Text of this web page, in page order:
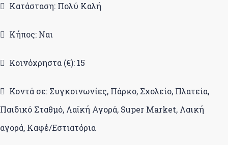
Κατάσταση: Πολύ Καλή
Κήπος: Ναι
Κοινόχρηστα (€): 15
Κοντά σε: Συγκοινωνίες, Πάρκο, Σχολείο, Πλατεία,
Παιδικό Σταθμό, Λαϊκή Αγορά, Super Market, Λαική
αγορά, Καφέ/Εστιατόρια